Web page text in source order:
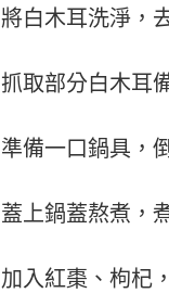
將白木耳洗淨，
抓取部分白木耳
準備一口鍋具，
蓋上鍋蓋熬煮，
加入紅棗、枸杞